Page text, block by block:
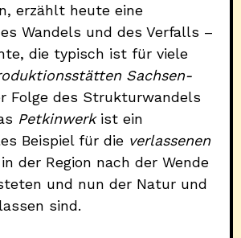
erzählt heute eine
Wandels und des Verfalls –
die typisch ist für viele
Sachsen-
Folge des Strukturwandels
Petkinwerkist ein
Beispiel für die verlassenen
der Region nach der Wende
und nun der Natur und
sind.